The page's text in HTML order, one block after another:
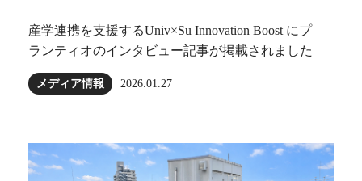
産学連携を支援するUniv×Su Innovation Boost にプ
ランティオのインタビュー記事が掲載されました
メディア情報 2026.01.27